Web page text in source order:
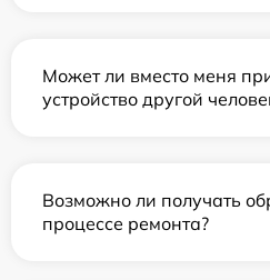
Может ли вместо меня
устройство другой
Возможно ли получать
процессе ремонта?